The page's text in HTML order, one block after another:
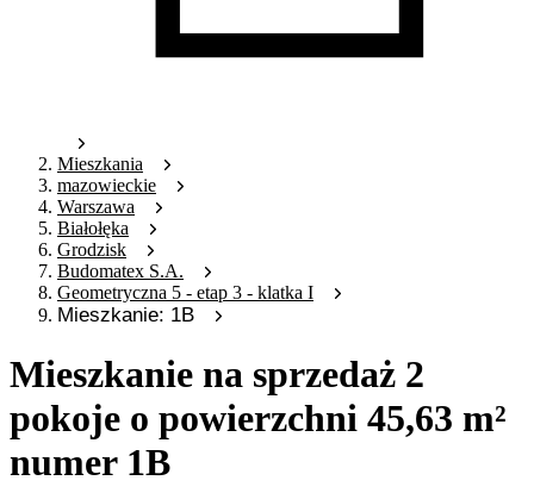
Mieszkania
mazowieckie
Warszawa
Białołęka
Grodzisk
Budomatex S.A.
Geometryczna 5 - etap 3 - klatka I
Mieszkanie: 1B
Mieszkanie na sprzedaż 2
pokoje o powierzchni 45,63 m²
numer 1B